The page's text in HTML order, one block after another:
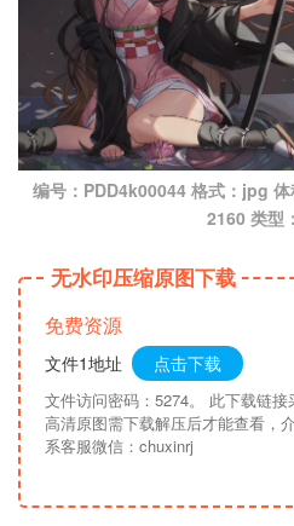
编号：PDD4k00044 格式：jpg
2160 类型
无水印压缩原图下载
免费资源
文件1地址 点击下载
文件访问密码：5274。 此下载链
高清原图需下载解压后才能查看，
系客服微信：chuxinrj